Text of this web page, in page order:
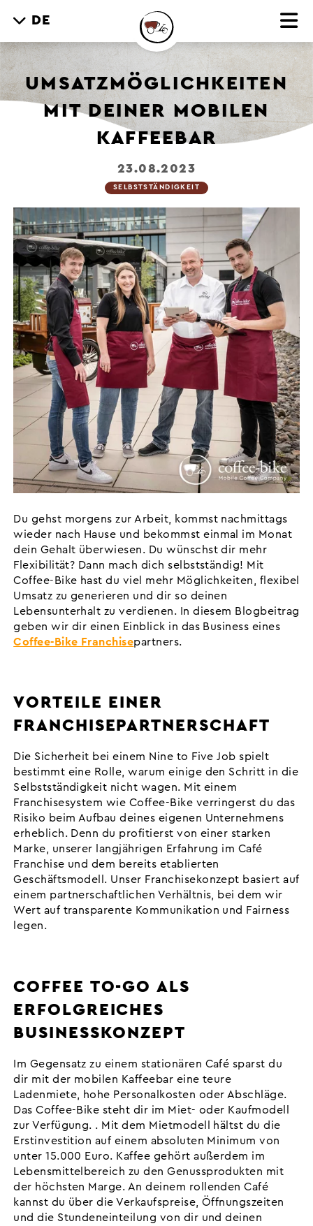
DE
UMSATZMÖGLICHKEITEN
MIT DEINER MOBILEN
KAFFEEBAR
23.08.2023
SELBSTSTÄNDIGKEIT
Du gehst morgens zur Arbeit, kommst nachmittags
wieder nach Hause und bekommst einmal im Monat
dein Gehalt überwiesen. Du wünschst dir mehr
Flexibilität? Dann mach dich selbstständig! Mit
Coffee-Bike hast du viel mehr Möglichkeiten, flexibel
Umsatz zu generieren und dir so deinen
Lebensunterhalt zu verdienen. In diesem Blogbeitrag
geben wir dir einen Einblick in das Business eines
Coffee-Bike Franchisepartners.
VORTEILE EINER
FRANCHISEPARTNERSCHAFT
Die Sicherheit bei einem Nine to Five Job spielt
bestimmt eine Rolle, warum einige den Schritt in die
Selbstständigkeit nicht wagen. Mit einem
Franchisesystem wie Coffee-Bike verringerst du das
Risiko beim Aufbau deines eigenen Unternehmens
erheblich. Denn du profitierst von einer starken
Marke, unserer langjährigen Erfahrung im Café
Franchise und dem bereits etablierten
Geschäftsmodell. Unser Franchisekonzept basiert auf
einem partnerschaftlichen Verhältnis, bei dem wir
Wert auf transparente Kommunikation und Fairness
legen.
COFFEE TO-GO ALS
ERFOLGREICHES
BUSINESSKONZEPT
Im Gegensatz zu einem stationären Café sparst du
dir mit der mobilen Kaffeebar eine teure
Ladenmiete, hohe Personalkosten oder Abschläge.
Das Coffee-Bike steht dir im Miet- oder Kaufmodell
zur Verfügung. . Mit dem Mietmodell hältst du die
Erstinvestition auf einem absoluten Minimum von
unter 15.000 Euro. Kaffee gehört außerdem im
Lebensmittelbereich zu den Genussprodukten mit
der höchsten Marge. An deinem rollenden Café
kannst du über die Verkaufspreise, Öffnungszeiten
und die Stundeneinteilung von dir und deinen